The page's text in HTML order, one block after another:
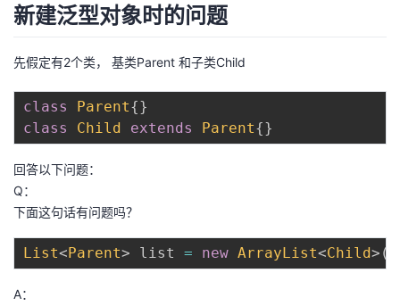
新建泛型对象时的问题
先假定有2个类， 基类Parent 和子类Child
class Parent{}
class
Child extends Parent{}
回答以下问题：
Q：
下面这句话有问题吗？
List<Parent> list = new ArrayList<Child> (
A：